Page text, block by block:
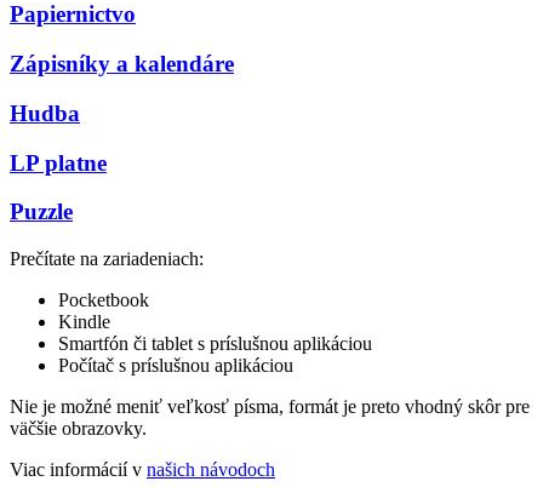
Papiernictvo
Zápisníky a kalendáre
Hudba
LP platne
Puzzle
Prečítate na zariadeniach:
Pocketbook
Kindle
Smartfón či tablet s príslušnou aplikáciou
Počítač s príslušnou aplikáciou
Nie je možné meniť veľkosť písma, formát je preto vhodný skôr pre
väčšie obrazovky.
Viac informácií v našich návodoch